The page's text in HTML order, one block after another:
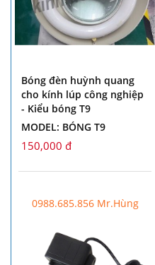
Bóng đèn huỳnh quang
cho kính lúp công nghiệp
- Kiểu bóng T9
MODEL: BÓNG T9
150,000 đ
0988.685.856 Mr.Hùng